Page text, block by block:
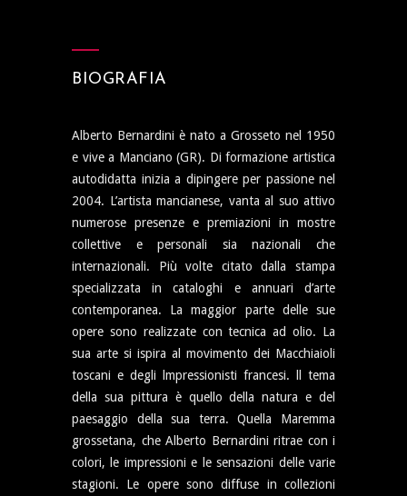
BIOGRAFIA
Alberto Bernardini è nato a Grosseto nel 1950
e vive a Manciano (GR). Di formazione artistica
autodidatta inizia a dipingere per passione nel
2004. L’artista mancianese, vanta al suo attivo
numerose presenze e premiazioni in mostre
collettive e personali sia nazionali che
internazionali. Più volte citato dalla stampa
specializzata in cataloghi e annuari d’arte
contemporanea. La maggior parte delle sue
opere sono realizzate con tecnica ad olio. La
sua arte si ispira al movimento dei Macchiaioli
toscani e degli lmpressionisti francesi. ll tema
della sua pittura è quello della natura e del
paesaggio della sua terra. Quella Maremma
grossetana, che Alberto Bernardini ritrae con i
colori, le impressioni e le sensazioni delle varie
stagioni. Le opere sono diffuse in collezioni